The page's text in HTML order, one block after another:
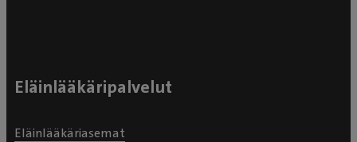
Eläinlääkäripalvelut
Eläinlääkäriasemat